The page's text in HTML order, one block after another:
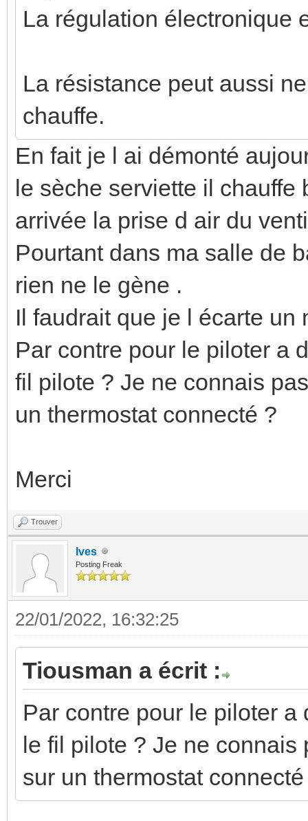
La régulation électronique
La résistance peut aussi
chauffe.
En fait je l ai démonté
le sèche serviette il
arrivée la prise d air du
Pourtant dans ma salle de
rien ne le gène .
Il faudrait que je l écarte un
Par contre pour le piloter a
fil pilote ? Je ne connais
un thermostat connecté ?
Merci
Trouver
Ives
Posting Freak
22/01/2022, 16:32:25
Tiousman a écrit :
Par contre pour le piloter
le fil pilote ? Je ne
sur un thermostat